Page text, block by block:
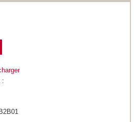
: